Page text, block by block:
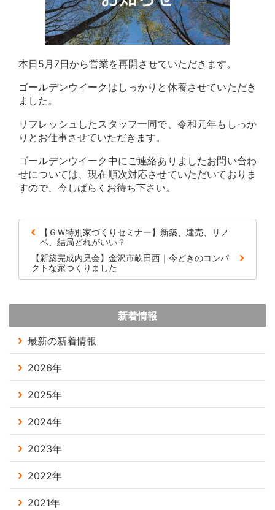
本日5月7日から営業を再開させていただきます。
ゴールデンウイークはしっかりと休養させていただき
ました。
リフレッシュしたスタッフ一同で、令和元年もしっか
りとお仕事させていただきます。
ゴールデンウイーク中にご連絡ありましたお問い合わ
せについては、現在順次対応させていただいておりま
すので、今しばらくお待ち下さい。
【ＧＷ特別家づくりセミナー】新築、建売、リノ
ベ、結局どれがいい？
【新築完成内見会】金沢市畝田西｜今どきのコンパ
クトな家つくりました
新着情報
最新の新着情報
2026年
2025年
2024年
2023年
2022年
2021年